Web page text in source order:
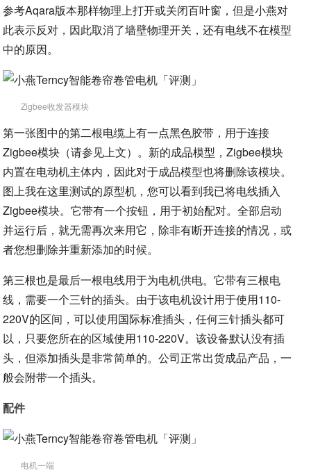
参考Aqara版本那样物理上打开或关闭百叶窗，但是小燕对
此表示反对，因此取消了墙壁物理开关，还有电线不在模型
中的原因。
Zigbee收发器模块
第一张图中的第二根电缆上有一点黑色胶带，用于连接
Zigbee模块（请参见上文）。新的成品模型，Zigbee模块
内置在电动机主体内，因此对于成品模型也将删除该模块。
图上我在这里测试的原型机，您可以看到我已将电线插入
Zigbee模块。它带有一个按钮，用于初始配对。全部启动
并运行后，就无需再次来用它，除非有断开连接的情况，或
者您想删除并重新添加的时候。
第三根也是最后一根电线用于为电机供电。它带有三根电
线，需要一个三针的插头。由于该电机设计用于使用110-
220V的区间，可以使用国际标准插头，任何三针插头都可
以，只要您所在的区域使用110-220V。该设备默认没有插
头，但添加插头是非常简单的。公司正常出货成品产品，一
般会附带一个插头。
配件
电机一端